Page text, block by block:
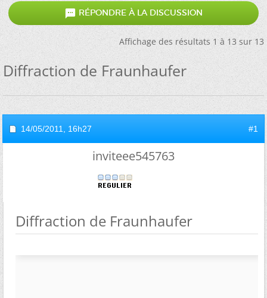
 RÉPONDRE À LA DISCUSSION
Affichage des résultats 1 à 13 sur 13
Diffraction de Fraunhaufer
14/05/2011, 16h27 #1
inviteee545763
Diffraction de Fraunhaufer